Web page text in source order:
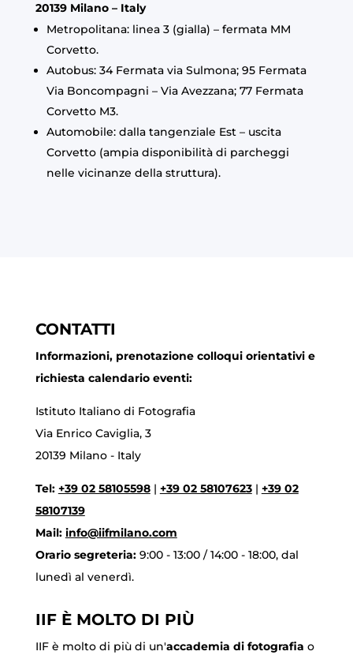
20139 Milano – Italy
Metropolitana: linea 3 (gialla) – fermata MM
Corvetto.
Autobus: 34 Fermata via Sulmona; 95 Fermata
Via Boncompagni – Via Avezzana; 77 Fermata
Corvetto M3.
Automobile: dalla tangenziale Est – uscita
Corvetto (ampia disponibilità di parcheggi
nelle vicinanze della struttura).
CONTATTI
Informazioni, prenotazione colloqui orientativi e
richiesta calendario eventi:
Istituto Italiano di Fotografia
Via Enrico Caviglia, 3
20139 Milano - Italy
Tel: +39 02 58105598| +39 02 58107623| +39 02
58107139
Mail: info@iifmilano.com
Orario segreteria: 9:00 - 13:00 / 14:00 - 18:00, dal
lunedì al venerdì.
IIF È MOLTO DI PIÙ
IIF è molto di più di un'accademia di fotografia o